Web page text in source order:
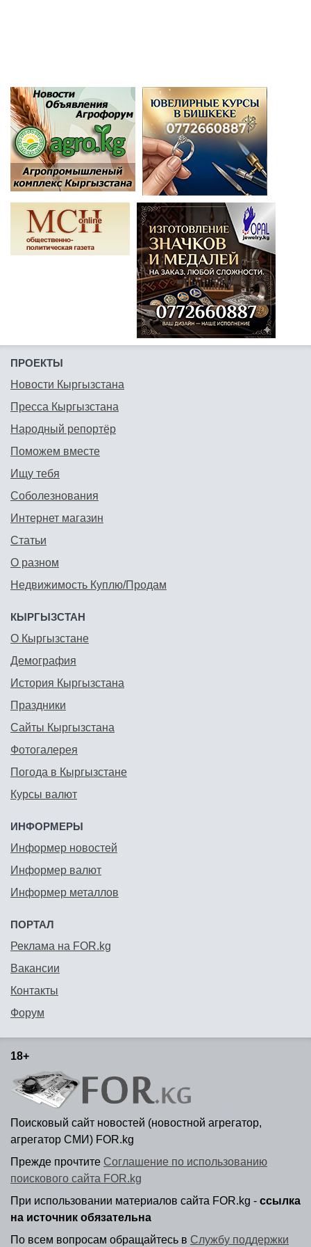
ПРОЕКТЫ
Новости Кыргызстана
Пресса Кыргызстана
Народный репортёр
Поможем вместе
Ищу тебя
Соболезнования
Интернет магазин
Статьи
О разном
Недвижимость Куплю/Продам
КЫРГЫЗСТАН
О Кыргызстане
Демография
История Кыргызстана
Праздники
Сайты Кыргызстана
Фотогалерея
Погода в Кыргызстане
Курсы валют
ИНФОРМЕРЫ
Информер новостей
Информер валют
Информер металлов
ПОРТАЛ
Реклама на FOR.kg
Вакансии
Контакты
Форум
18+
Поисковый сайт новостей (новостной агрегатор,
агрегатор СМИ) FOR.kg
Прежде прочтите Соглашение по использованию
поискового сайта FOR.kg
При использовании материалов сайта FOR.kg - ссылка
на источник обязательна
По всем вопросам обращайтесь в Службу поддержки